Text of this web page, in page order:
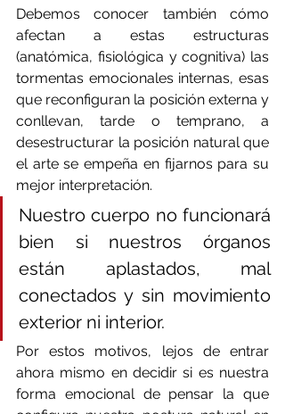
Debemos conocer también cómo
afectan a estas estructuras
(anatómica, fisiológica y cognitiva) las
tormentas emocionales internas, esas
que reconfiguran la posición externa y
conllevan, tarde o temprano, a
desestructurar la posición natural que
el arte se empeña en fijarnos para su
mejor interpretación.
Nuestro cuerpo no funcionará
bien si nuestros órganos
están aplastados, mal
conectados y sin movimiento
exterior ni interior.
Por estos motivos, lejos de entrar
ahora mismo en decidir si es nuestra
forma emocional de pensar la que